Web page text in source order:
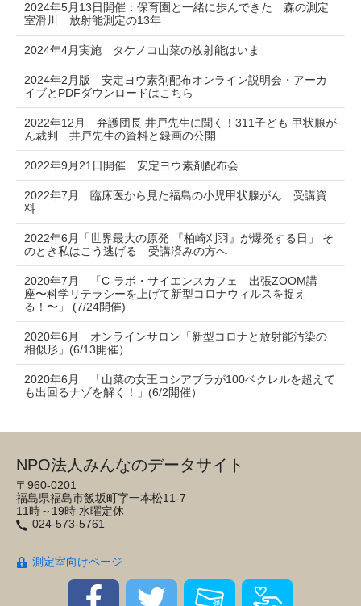
2024年5月13日開催：保育園と一緒に歩んできた 森の測定
室滑川 放射能測定の13年
2024年4月実施 タケノコ山菜の放射能はいま
2024年2月版 安定ヨウ素剤配布オンライン説明会・アーカ
イブとPDFダウンロードはこちら
2022年12月 弁護団長 井戸先生に聞く！311子ども 甲状腺が
ん裁判 井戸先生の資料と録画の公開
2022年9月21日開催 安定ヨウ素剤配布会
2022年7月 臨床医から見た福島の小児甲状腺がん 受講資
料
2022年6月「世界最大の原発 『柏崎刈羽』が爆発する日」 そ
のとき私はこう逃げる 受講済みの方へ
2020年7月 「C-ラボ・サイエンスカフェ 出張ZOOM講
座〜科学リテラシーを上げて新型コロナウィルスを捉え
る！〜」 (7/24開催)
2020年6月 オンラインサロン「新型コロナと放射能汚染の
相似形」(6/13開催）
2020年6月 「山菜の女王コシアブラが100ベクレルを超えて
も出回るナゾを解く！」(6/2開催）
NPO法人みんなのデータサイト
〒960-0201
福島県福島市飯坂町字一本松11-7
11時～19時 水曜定休
024-573-5761
測定室向けページ